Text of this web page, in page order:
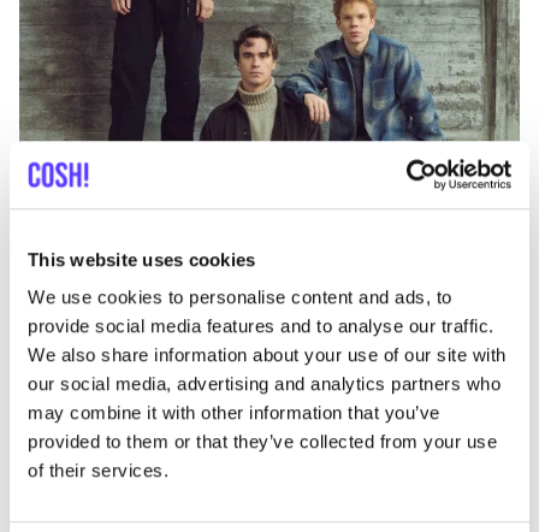
This website uses cookies
We use cookies to personalise content and ads, to
provide social media features and to analyse our traffic.
We also share information about your use of our site with
our social media, advertising and analytics partners who
may combine it with other information that you’ve
provided to them or that they’ve collected from your use
of their services.